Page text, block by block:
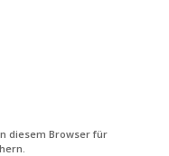
diesem Browser für